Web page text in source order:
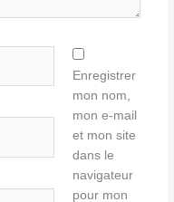
Enregistrer
mon nom,
mon e-mail
et mon site
dans le
navigateur
pour mon